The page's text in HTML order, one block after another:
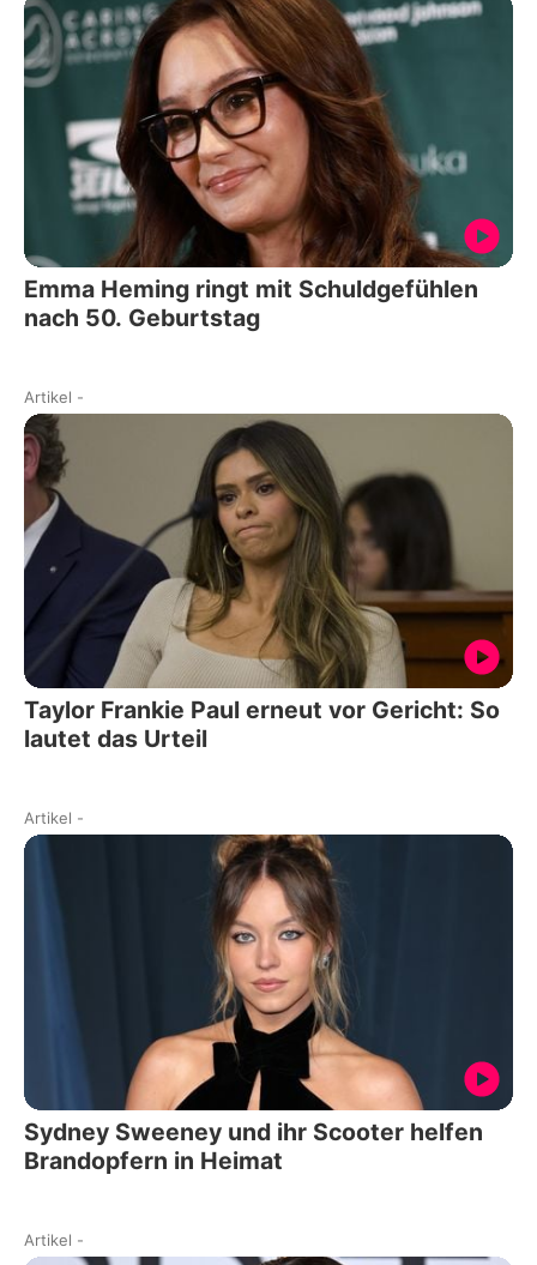
Emma Heming ringt mit Schuldgefühlen
nach 50. Geburtstag
Artikel -
Taylor Frankie Paul erneut vor Gericht: So
lautet das Urteil
Artikel -
Sydney Sweeney und ihr Scooter helfen
Brandopfern in Heimat
Artikel -